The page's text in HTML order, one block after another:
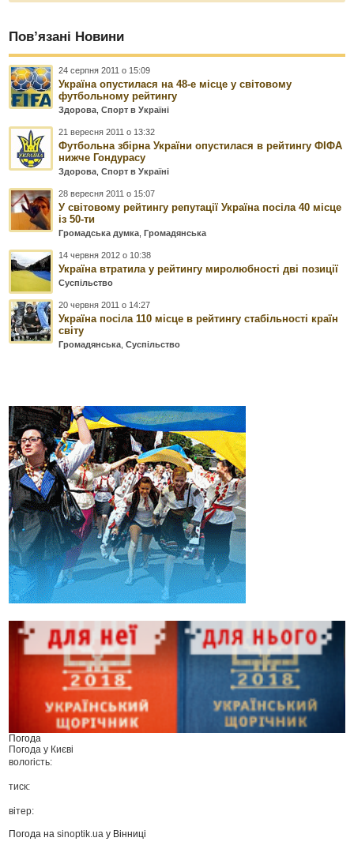
Пов’язані Новини
24 серпня 2011 о 15:09
Україна опустилася на 48-е місце у світовому
футбольному рейтингу
Здорова ,Спорт в Україні
21 вересня 2011 о 13:32
Футбольна збірна України опустилася в рейтингу ФІФА
нижче Гондурасу
Здорова ,Спорт в Україні
28 вересня 2011 о 15:07
У світовому рейтингу репутації Україна посіла 40 місце
із 50-ти
Громадська думка Громадянська
14 червня 2012 о 10:38
Україна втратила у рейтингу миролюбності дві позиції
Суспільство
20 червня 2011 о 14:27
Україна посіла 110 місце в рейтингу стабільності країн
світу
Громадянська ,Суспільство
Погода
Погода у Києві
вологість:
тиск:
вітер:
Погода наsinoptik.ua у Вінниці